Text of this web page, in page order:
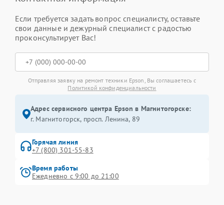
Если требуется задать вопрос специалисту, оставьте
свои данные и дежурный специалист с радостью
проконсультирует Вас!
Отправляя заявку на ремонт техники Epson, Вы соглашаетесь с
Политикой конфиденциальности
Адрес сервисного центра Epson в Магнитогорске:
г. Магнитогорск, просп. Ленина, 89
Горячая линия
+7 (800) 301-55-83
Время работы
Ежедневно с 9:00 до 21:00